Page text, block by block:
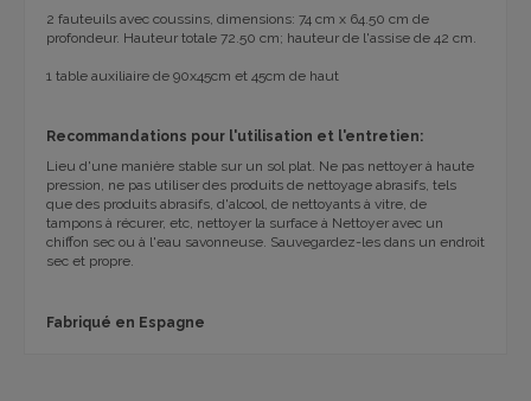
2 fauteuils avec coussins, dimensions: 74 cm x 64.50 cm de
profondeur. Hauteur totale 72.50 cm; hauteur de l'assise de 42 cm.
1 table auxiliaire de 90x45cm et 45cm de haut
Recommandations pour l'utilisation et l'entretien:
Lieu d'une manière stable sur un sol plat. Ne pas nettoyer à haute
pression, ne pas utiliser des produits de nettoyage abrasifs, tels
que des produits abrasifs, d'alcool, de nettoyants à vitre, de
tampons à récurer, etc, nettoyer la surface à Nettoyer avec un
chiffon sec ou à l'eau savonneuse. Sauvegardez-les dans un endroit
sec et propre.
Fabriqué en Espagne